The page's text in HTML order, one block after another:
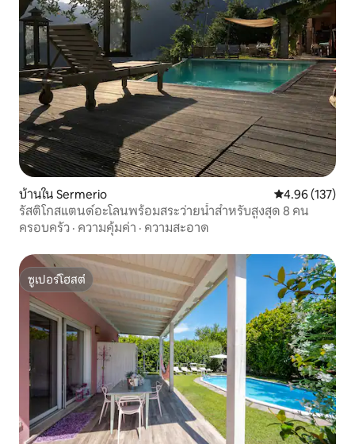
บ้านใน Sermerio คะแนนเฉลี่ย
4.96 (137)
รัสติโกสแตนด์อะโลนพร้อมสระว่ายน้ำสำหรับสูงสุด 8 คน
ครอบครัว · ความคุ้มค่า · ความสะอาด
ซูเปอร์โฮสต์
ซูเปอร์โฮสต์